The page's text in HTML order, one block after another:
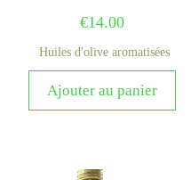
€14.00
Huiles d'olive aromatisées
Ajouter au panier